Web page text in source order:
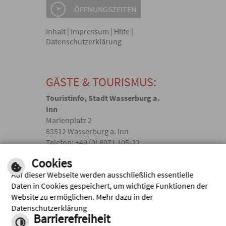
ÖFFNUNGSZEITEN
Inhalt | Impressum | Hilfe |
Datenschutzerklärung
GÄSTE & TOURISMUS:
Touristinfo, Stadt Wasserburg a.
Inn
Marienplatz 2
83512 Wasserburg a. Inn
Telefon: +49 (0) 8071 105-22
Facebook
Instagram
Cookies
Auf dieser Webseite werden ausschließlich essentielle
Daten in Cookies gespeichert, um wichtige Funktionen der
Website zu ermöglichen. Mehr dazu in der
Datenschutzerklärung
Barrierefreiheit